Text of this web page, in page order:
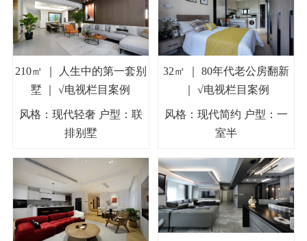
210㎡ ｜ 人生中的第一套别
墅 ｜ √电视栏目案例
风格：现代轻奢 户型：联
排别墅
32㎡ ｜ 80年代老公房翻新
｜ √电视栏目案例
风格：现代简约 户型：一
室半